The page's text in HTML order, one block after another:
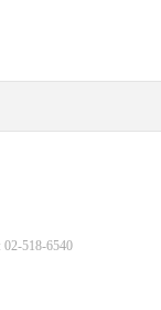
518-6540